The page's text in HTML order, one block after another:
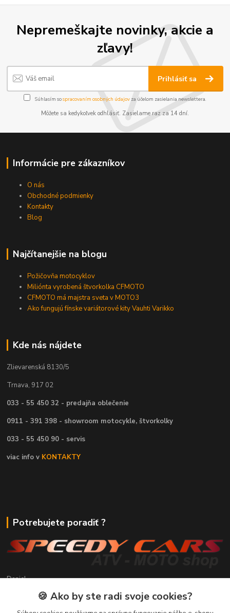
Nepremeškajte novinky, akcie a
zľavy!
Prihlásiť sa
Súhlasím sospracovaním osobných údajov za účelom zasielania newslettera.
Môžete sa kedykoľvek odhlásiť. Zasielame raz za 14 dní.
Informácie pre zákazníkov
O nás
Obchodné podmienky
Kontakty
Blog
Najčítanejšie na blogu
Požičovňa motocyklov
Miliónta vyrobená štvorkolka CFMOTO
CFMOTO má majstra sveta v MOTO3
Ako fungujú fínske variátorové kity Vauhti Varikko
Kde nás nájdete
Zlievarenská 8130/5
Trnava, 917 02
033 - 55 450 32 - predajňa oblečenie
0911 - 391 398 - showroom motocykle, štvorkolky
033 - 55 450 90 - servis
viac info v KONTAKTY
Potrebujete poradiť ?
Daniel
+421 911 391 398
(Po-Pia, 8.30-17.00 hod.)
🍪 Ako by ste radi svoje cookies?